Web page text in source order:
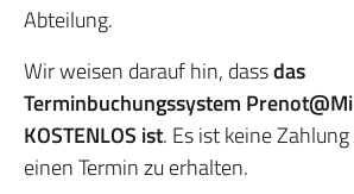
Abteilung.
Wir weisen darauf hin, dassdas
Terminbuchungssystem Prenot@Mi
KOSTENLOS ist. Es ist keine
einen Termin zu erhalten.